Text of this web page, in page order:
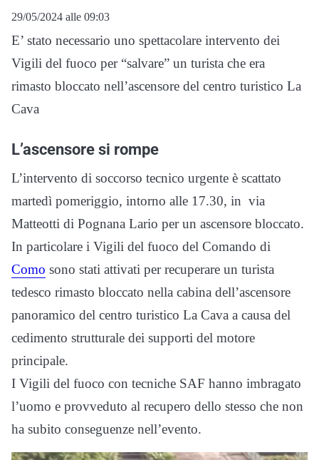
29/05/2024 alle 09:03
E’ stato necessario uno spettacolare intervento dei
Vigili del fuoco per “salvare” un turista che era
rimasto bloccato nell’ascensore del centro turistico La
Cava
L’ascensore si rompe
L’intervento di soccorso tecnico urgente è scattato
martedì pomeriggio, intorno alle 17.30, in via
Matteotti di Pognana Lario per un ascensore bloccato.
In particolare i Vigili del fuoco del Comando di
Como sono stati attivati per recuperare un turista
tedesco rimasto bloccato nella cabina dell’ascensore
panoramico del centro turistico La Cava a causa del
cedimento strutturale dei supporti del motore
principale.
I Vigili del fuoco con tecniche SAF hanno imbragato
l’uomo e provveduto al recupero dello stesso che non
ha subito conseguenze nell’evento.